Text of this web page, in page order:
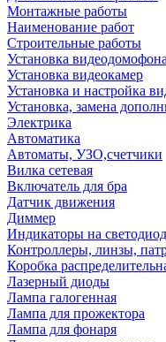
Монтажные работы
Наименование работ
Строительные работы
Установка видеодомофона
Установка видеокамер
Установка и настройка
Установка, замена
Электрика
Автоматика
Автоматы, УЗО,счетчики
Вилка сетевая
Включатель для бра
Датчик движения
Диммер
Индикаторы на
Контроллеры, линзы,
Коробка
Лазерный диоды
Лампа галогенная
Лампа для прожектора
Лампа для фонаря